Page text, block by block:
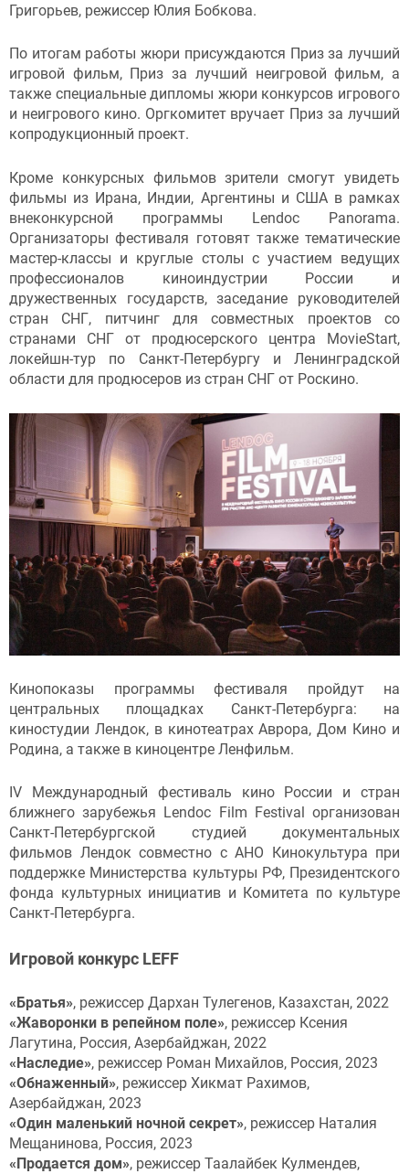
Григорьев, режиссер Юлия Бобкова.
По итогам работы жюри присуждаются Приз за лучший
игровой фильм, Приз за лучший неигровой фильм, а
также специальные дипломы жюри конкурсов игрового
и неигрового кино. Оргкомитет вручает Приз за лучший
копродукционный проект.
Кроме конкурсных фильмов зрители смогут увидеть
фильмы из Ирана, Индии, Аргентины и США в рамках
внеконкурсной программы Lendoc Panorama.
Организаторы фестиваля готовят также тематические
мастер-классы и круглые столы с участием ведущих
профессионалов киноиндустрии России и
дружественных государств, заседание руководителей
стран СНГ, питчинг для совместных проектов со
странами СНГ от продюсерского центра MovieStart,
локейшн-тур по Санкт-Петербургу и Ленинградской
области для продюсеров из стран СНГ от Роскино.
Кинопоказы программы фестиваля пройдут на
центральных площадках Санкт-Петербурга: на
киностудии Лендок, в кинотеатрах Аврора, Дом Кино и
Родина, а также в киноцентре Ленфильм.
IV Международный фестиваль кино России и стран
ближнего зарубежья Lendoc Film Festival организован
Санкт-Петербургской студией документальных
фильмов Лендок совместно с АНО Кинокультура при
поддержке Министерства культуры РФ, Президентского
фонда культурных инициатив и Комитета по культуре
Санкт-Петербурга.
Игровой конкурс LEFF
«Братья», режиссер Дархан Тулегенов, Казахстан, 2022
«Жаворонки в репейном поле», режиссер Ксения
Лагутина, Россия, Азербайджан, 2022
«Наследие», режиссер Роман Михайлов, Россия, 2023
«Обнаженный», режиссер Хикмат Рахимов,
Азербайджан, 2023
«Один маленький ночной секрет», режиссер Наталия
Мещанинова, Россия, 2023
« П родается дом», режиссер Таалайбек Кулмендев,